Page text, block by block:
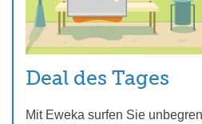
Deal des Tages
Mit Eweka surfen Sie